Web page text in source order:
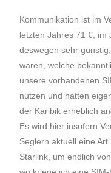
Kommunikation ist im
letzten Jahres 71 €, im
deswegen sehr
waren, welche
unsere vorhandenen
nutzen und hatten
der Karibik erheblich
Es wird hier insofern
Seglern aktuell eine
Starlink, um endlich